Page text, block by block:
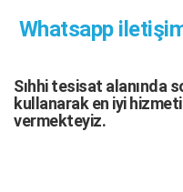
Whatsapp
Sıhhi tesisat alanında
kullanarak en iyi
vermekteyiz.